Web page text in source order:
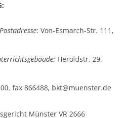
Postadresse: Von-Esmarch-Str. 111,
Heroldstr. 29,
bkt@muenster.de
Münster VR 2666